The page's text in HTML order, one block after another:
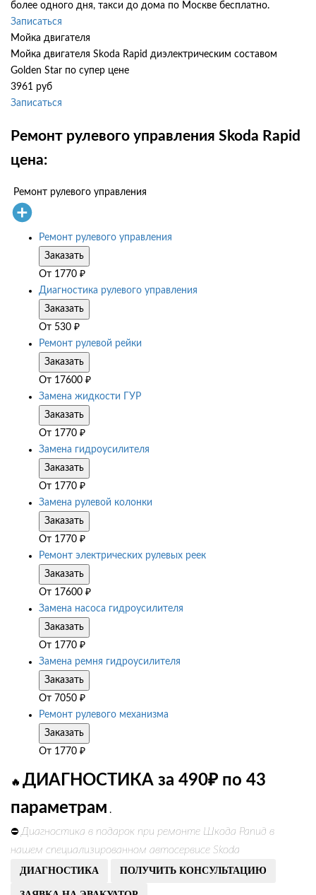
более одного дня, такси до дома по Москве бесплатно.
Записаться
Мойка двигателя
Мойка двигателя Skoda Rapid диэлектрическим составом
Golden Star по супер цене
3961 руб
Записаться
Ремонт рулевого управления Skoda Rapid
цена:
Ремонт рулевого управления
Ремонт рулевого управления
Заказать
От 1770 ₽
Диагностика рулевого управления
Заказать
От 530 ₽
Ремонт рулевой рейки
Заказать
От 17600 ₽
Замена жидкости ГУР
Заказать
От 1770 ₽
Замена гидроусилителя
Заказать
От 1770 ₽
Замена рулевой колонки
Заказать
От 1770 ₽
Ремонт электрических рулевых реек
Заказать
От 17600 ₽
Замена насоса гидроусилителя
Заказать
От 1770 ₽
Замена ремня гидроусилителя
Заказать
От 7050 ₽
Ремонт рулевого механизма
Заказать
От 1770 ₽
🔥 ДИАГНОСТИКА за 490₽ по 43
параметрам .
⛔ Диагностика в подарок при ремонте Шкода Рапид в
нашем специализированном автосервисе Skoda
ДИАГНОСТИКА ПОЛУЧИТЬ КОНСУЛЬТАЦИЮ